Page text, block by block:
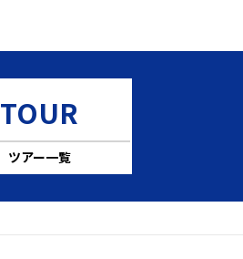
TOUR
ツアー一覧